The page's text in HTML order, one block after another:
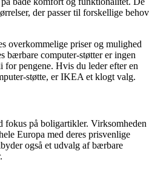
der passer til forskellige behov
overkommelige priser og mulighed
bærbare computer-støtter er ingen
pengene. Hvis du leder efter en
støtte, er IKEA et klogt valg.
fokus på boligartikler. Virksomheden
Europa med deres prisvenlige
også et udvalg af bærbare